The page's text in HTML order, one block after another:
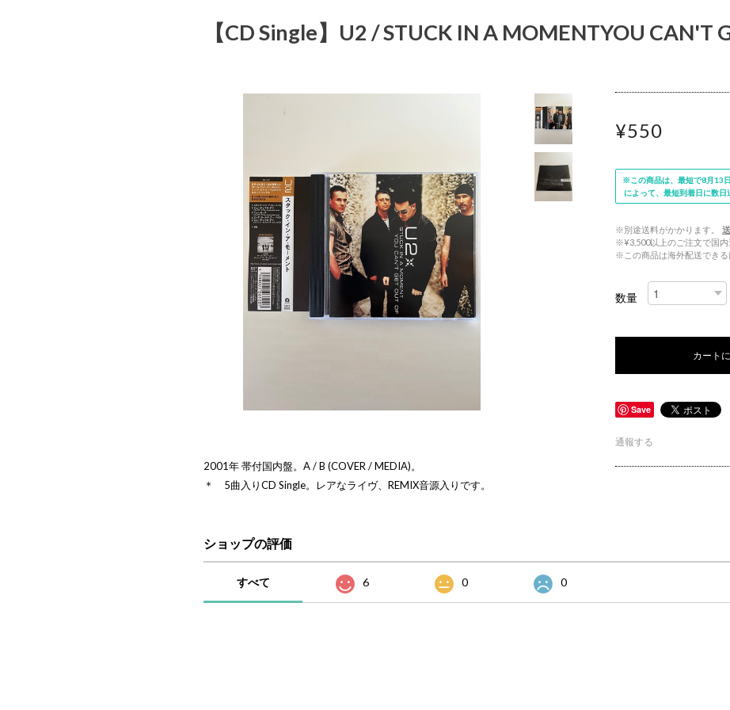
【CD Single】U2 / STUCK IN A MOMENTYOU CAN'T
2001年 帯付国内盤。A / B (COVER / MEDIA)。
＊ 5曲入りCD Single。レアなライヴ、REMIX音源入りです。
¥550
※この商品は、最短で8月13
によって、最短到着日に数日
※別途送料がかかります。
※¥3,500以上のご注文で国内
※この商品は海外配送できる
数量
カート
Save
通報する
ショップの評価
すべて 6 0 0